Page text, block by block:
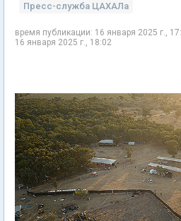
Пресс-служба ЦАХАЛа
время публикации: 16 января 2025 г.,
16 января 2025 г., 18:02